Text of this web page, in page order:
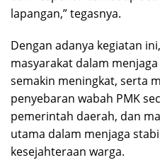
lapangan,” tegasnya.
Dengan adanya kegiatan
masyarakat dalam
semakin meningkat, serta
penyebaran wabah PMK
pemerintah daerah, dan
utama dalam menjaga
kesejahteraan warga.